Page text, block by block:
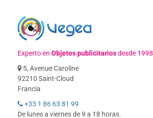
Experto enObjetos publicitariosdesde 1998
5, Avenue Caroline
92210 Saint-Cloud
Francia
+33 1 86 63 81 99
De lunes a viernes de 9 a 18 horas.